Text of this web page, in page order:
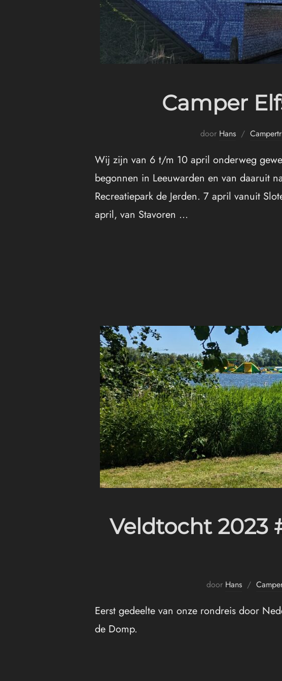
Camper
door Hans
Wij zijn van 6 t/m 10 april onderweg
begonnen in Leeuwarden en van daaruit
Recreatiepark de Jerden. 7 april vanuit
april, van Stavoren …
Veldtocht 2023
door Hans
Eerst gedeelte van onze rondreis door
de Domp.